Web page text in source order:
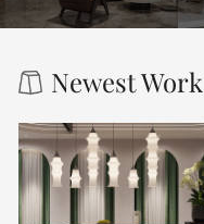
Newest Work